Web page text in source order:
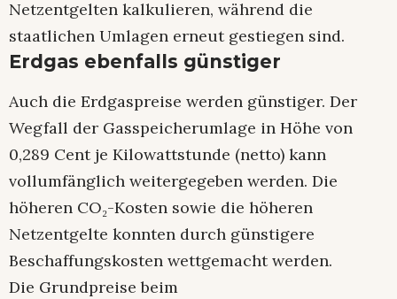
Netzentgelten kalkulieren, während die
staatlichen Umlagen erneut gestiegen sind.
Erdgas ebenfalls günstiger
Auch die Erdgaspreise werden günstiger. Der
Wegfall der Gasspeicherumlage in Höhe von
0,289 Cent je Kilowattstunde (netto) kann
vollumfänglich weitergegeben werden. Die
höheren CO₂-Kosten sowie die höheren
Netzentgelte konnten durch günstigere
Beschaffungskosten wettgemacht werden.
Die Grundpreise beim